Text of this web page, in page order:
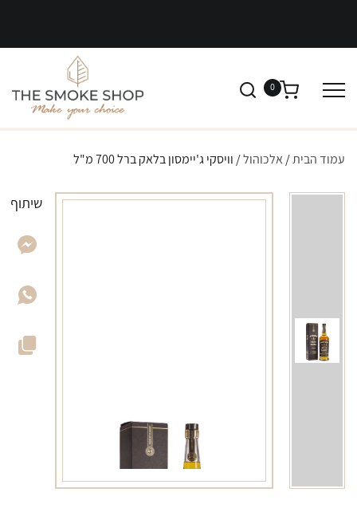
0
עמוד הבית/ אלכוהול/ וויסקי ג'יימסון בלאק ברל 700 מ"ל
שיתוף